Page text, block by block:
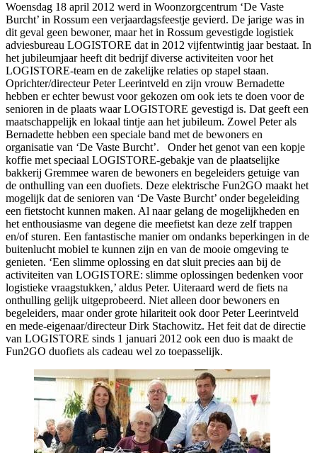
Woensdag 18 april 2012 werd in Woonzorgcentrum ‘De Vaste
Burcht’ in Rossum een verjaardagsfeestje gevierd. De jarige was in
dit geval geen bewoner, maar het in Rossum gevestigde logistiek
adviesbureau LOGISTORE dat in 2012 vijfentwintig jaar bestaat. In
het jubileumjaar heeft dit bedrijf diverse activiteiten voor het
LOGISTORE-team en de zakelijke relaties op stapel staan.
Oprichter/directeur Peter Leerintveld en zijn vrouw Bernadette
hebben er echter bewust voor gekozen om ook iets te doen voor de
senioren in de plaats waar LOGISTORE gevestigd is. Dat geeft een
maatschappelijk en lokaal tintje aan het jubileum. Zowel Peter als
Bernadette hebben een speciale band met de bewoners en
organisatie van ‘De Vaste Burcht’. Onder het genot van een kopje
koffie met speciaal LOGISTORE-gebakje van de plaatselijke
bakkerij Gremmee waren de bewoners en begeleiders getuige van
de onthulling van een duofiets. Deze elektrische Fun2GO maakt het
mogelijk dat de senioren van ‘De Vaste Burcht’ onder begeleiding
een fietstocht kunnen maken. Al naar gelang de mogelijkheden en
het enthousiasme van degene die meefietst kan deze zelf trappen
en/of sturen. Een fantastische manier om ondanks beperkingen in de
buitenlucht mobiel te kunnen zijn en van de mooie omgeving te
genieten. ‘Een slimme oplossing en dat sluit precies aan bij de
activiteiten van LOGISTORE: slimme oplossingen bedenken voor
logistieke vraagstukken,’ aldus Peter. Uiteraard werd de fiets na
onthulling gelijk uitgeprobeerd. Niet alleen door bewoners en
begeleiders, maar onder grote hilariteit ook door Peter Leerintveld
en mede-eigenaar/directeur Dirk Stachowitz. Het feit dat de directie
van LOGISTORE sinds 1 januari 2012 ook een duo is maakt de
Fun2GO duofiets als cadeau wel zo toepasselijk.